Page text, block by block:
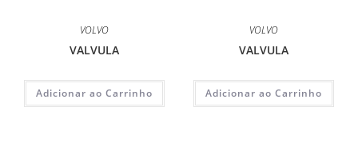
VOLVO
VALVULA
Adicionar ao Carrinho
VOLVO
VALVULA
Adicionar ao Carrinho